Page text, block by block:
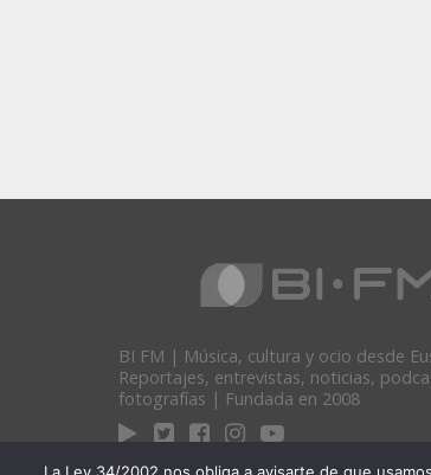
BI FM | Música, cultura y ocio desde
Reportajes, entrevistas, noticias,
fotografías | Fundada en 2008